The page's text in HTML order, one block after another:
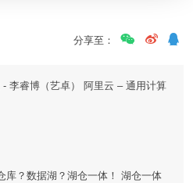
分享至：
李睿博（艺卓） 阿里云 – 通用计算
？数据湖？湖仓一体！ 湖仓一体